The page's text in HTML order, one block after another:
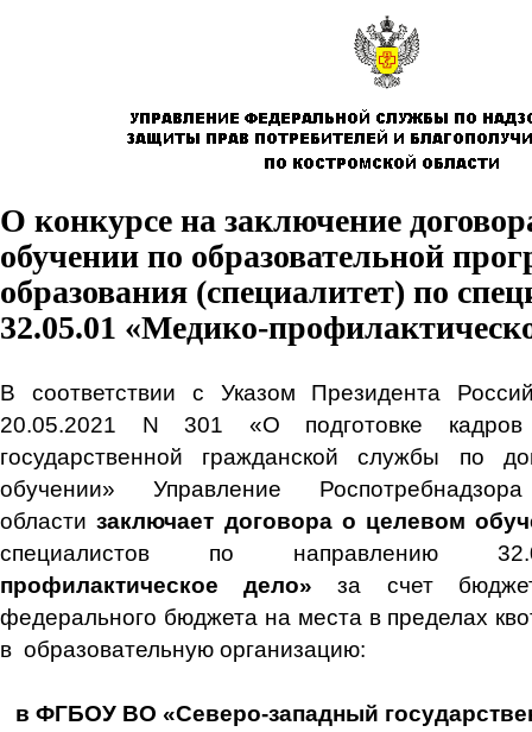
О конкурсе на заключение
обучении по образовательной
образования (специалитет) по
32.05.01 «Медико-
В соответствии с Указом Президента
20.05.2021 N 301 «О подготовке
государственной гражданской службы по
обучении» Управление
областизаключает договора о целевом
специалистов по направлению
профилактическое дело» за счет
федерального бюджета на места в пределах
в образовательную организацию:
в ФГБОУ ВО «Северо-западный